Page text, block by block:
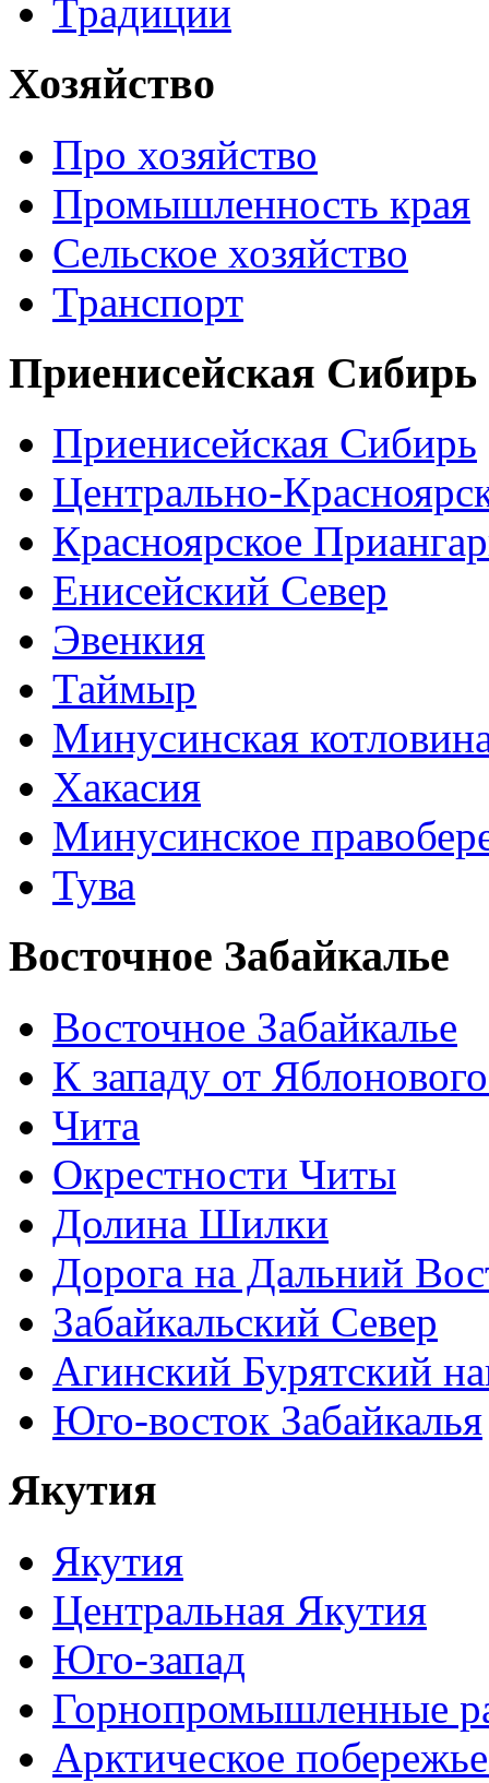
Традиции
Хозяйство
Про хозяйство
Промышленность края
Сельское хозяйство
Транспорт
Приенисейская Сибирь
Приенисейская Сибирь
Центрально-
Красноярское
Енисейский Север
Эвенкия
Таймыр
Минусинская
Хакасия
Минусинское
Тува
Восточное Забайкалье
Восточное Забайкалье
К западу от
Чита
Окрестности Читы
Долина Шилки
Дорога на Дальний
Забайкальский Север
Агинский Бурятский
Юго-восток Забайкалья
Якутия
Якутия
Центральная Якутия
Юго-запад
Горнопромышленные
Арктическое